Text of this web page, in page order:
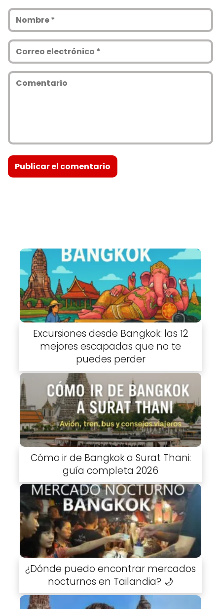
Excursiones desde Bangkok: las 12
mejores escapadas que no te
puedes perder
Cómo ir de Bangkok a Surat Thani:
guía completa 2026
¿Dónde puedo encontrar mercados
nocturnos en Tailandia? 🌙